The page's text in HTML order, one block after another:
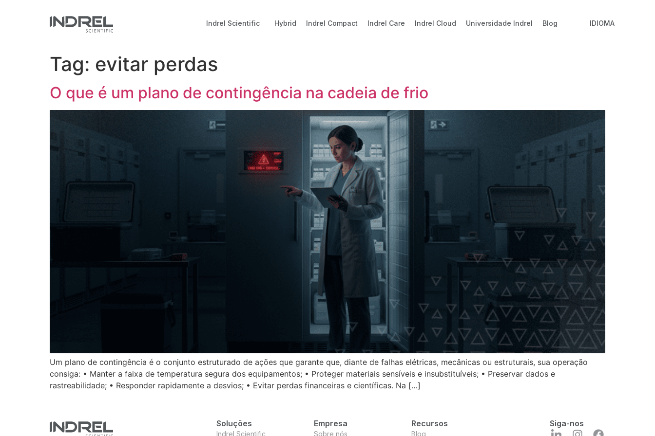
Indrel Scientific Hybrid Indrel Compact Indrel Care Indrel Cloud Universidade Indrel Blog IDIOMA
Tag: evitar perdas
O que é um plano de contingência na cadeia de frio
Um plano de contingência é o conjunto estruturado de ações que garante que, diante de falhas elétricas, mecânicas ou estruturais, sua operação
consiga: • Manter a faixa de temperatura segura dos equipamentos; • Proteger materiais sensíveis e insubstituíveis; • Preservar dados e
rastreabilidade; • Responder rapidamente a desvios; • Evitar perdas financeiras e científicas. Na […]
Soluções
Indrel Scientific
Empresa
Sobre nós
Recursos
Blog
Siga-nos